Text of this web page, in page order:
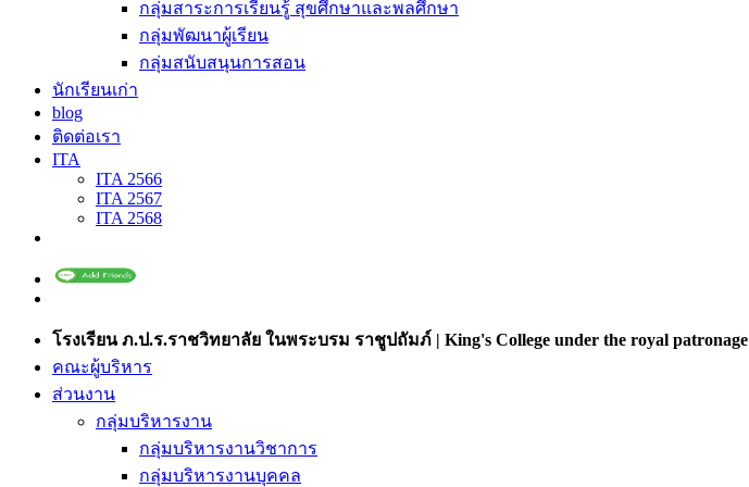
กลุ่มสาระการเรียนรู้ สุขศึกษาและพลศึกษา
กลุ่มพัฒนาผู้เรียน
กลุ่มสนับสนุนการสอน
นักเรียนเก่า
blog
ติดต่อเรา
ITA
ITA 2566
ITA 2567
ITA 2568
โรงเรียน ภ.ป.ร.ราชวิทยาลัย ในพระบรม ราชูปถัมภ์ | King's College under the royal patronage
คณะผู้บริหาร
ส่วนงาน
กลุ่มบริหารงาน
กลุ่มบริหารงานวิชาการ
กลุ่มบริหารงานบุคคล